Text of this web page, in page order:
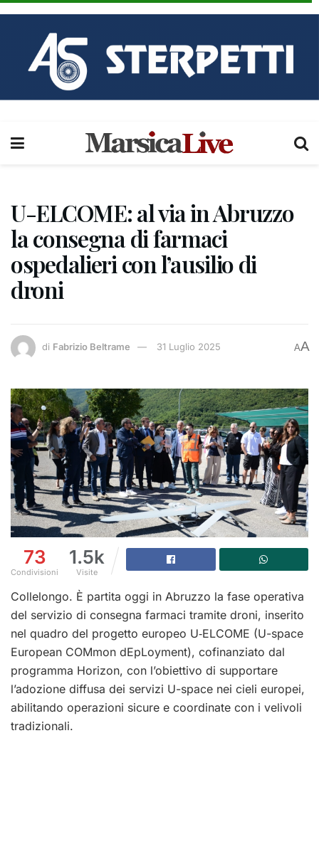
U-ELCOME: al via in Abruzzo
la consegna di farmaci
ospedalieri con l’ausilio di
droni
di Fabrizio Beltrame 31 Luglio 2025 AA
73
Condivisioni
1.5k
Visite
Collelongo. È partita oggi in Abruzzo la fase operativa
del servizio di consegna farmaci tramite droni, inserito
nel quadro del progetto europeo U‑ELCOME (U-space
European COMmon dEpLoyment), cofinanziato dal
programma Horizon, con l’obiettivo di supportare
l’adozione diffusa dei servizi U-space nei cieli europei,
abilitando operazioni sicure e coordinate con i velivoli
tradizionali.